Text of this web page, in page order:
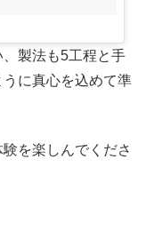
製法も5工程と手
に真心を込めて準
を楽しんでくださ